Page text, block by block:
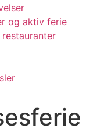
og aktiv ferie